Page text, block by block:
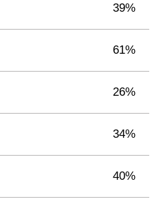
39%
61%
26%
34%
40%